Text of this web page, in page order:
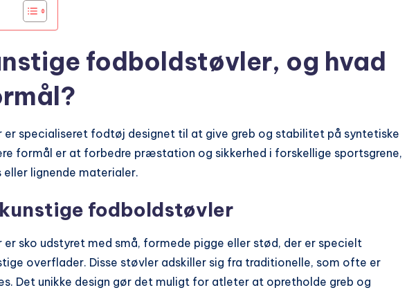
fodboldstøvler, og hvad
specialiseret fodtøj designet til at give greb og stabilitet på syntetiske
formål er at forbedre præstation og sikkerhed i forskellige sportsgrene,
lignende materialer.
fodboldstøvler
sko udstyret med små, formede pigge eller stød, der er specielt
overflader. Disse støvler adskiller sig fra traditionelle, som ofte er
Det unikke design gør det muligt for atleter at opretholde greb og